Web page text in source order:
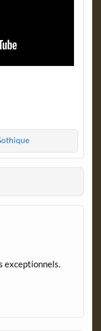
exceptionnels.